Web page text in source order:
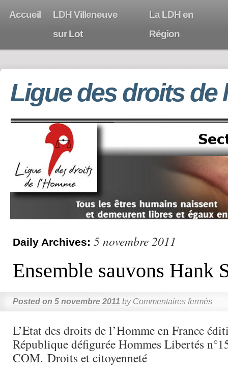
Accueil
LDH Villeneuve
sur Lot
La LDH en
Région
Ligue des droits de
Daily Archives: 5 novembre 2011
Ensemble sauvons Hank
Posted on 5 novembre 2011 by Commentaires fermés
L’Etat des droits de l’Homme en France
République défigurée Hommes Libertés
COM. Droits et citoyenneté